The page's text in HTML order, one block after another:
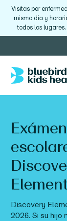
Visitas por
mismo día y
todos los lugares.
Discovery
2026.Si su hijo